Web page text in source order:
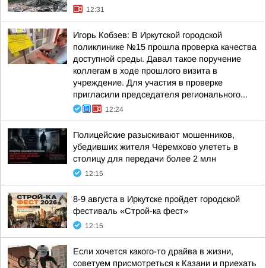
12:31
Игорь Кобзев: В Иркутской городской
поликлинике №15 прошла проверка качества
доступной среды. Давал такое поручение
коллегам в ходе прошлого визита в
учреждение. Для участия в проверке
пригласили председателя регионального...
12:24
Полицейские разыскивают мошенников,
убедивших жителя Черемхово улететь в
столицу для передачи более 2 млн
12:15
8-9 августа в Иркутске пройдет городской
фестиваль «Строй-ка фест»
12:15
Если хочется какого-то драйва в жизни,
советуем присмотреться к Казани и приехать